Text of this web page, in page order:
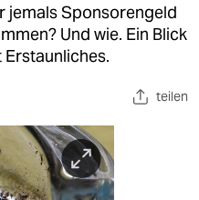
jemals Sponsorengeld
Und wie. Ein Blick
teilen